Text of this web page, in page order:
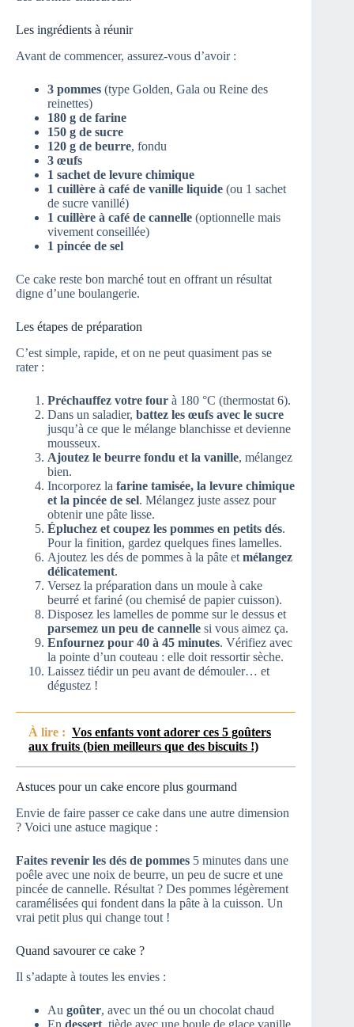
Les ingrédients à réunir
Avant de commencer, assurez-vous d’avoir :
3 pommes (type Golden, Gala ou Reine des
reinettes)
180 g de farine
150 g de sucre
120 g de beurre, fondu
3 œufs
1 sachet de levure chimique
1 cuillère à café de vanille liquide (ou 1 sachet
de sucre vanillé)
1 cuillère à café de cannelle (optionnelle mais
vivement conseillée)
1 pincée de sel
Ce cake reste bon marché tout en offrant un résultat
digne d’une boulangerie.
Les étapes de préparation
C’est simple, rapide, et on ne peut quasiment pas se
rater :
Préchauffez votre four à 180 °C (thermostat 6).
Dans un saladier, battez les œufs avec le sucre
jusqu’à ce que le mélange blanchisse et devienne
mousseux.
Ajoutez le beurre fondu et la vanille, mélangez
bien.
Incorporez la farine tamisée, la levure chimique
et la pincée de sel. Mélangez juste assez pour
obtenir une pâte lisse.
Épluchez et coupez les pommes en petits dés.
Pour la finition, gardez quelques fines lamelles.
Ajoutez les dés de pommes à la pâte et mélangez
délicatement.
Versez la préparation dans un moule à cake
beurré et fariné (ou chemisé de papier cuisson).
Disposez les lamelles de pomme sur le dessus et
parsemez un peu de cannelle si vous aimez ça.
Enfournez pour 40 à 45 minutes. Vérifiez avec
la pointe d’un couteau : elle doit ressortir sèche.
Laissez tiédir un peu avant de démouler… et
dégustez !
À lire : Vos enfants vont adorer ces 5 goûters
aux fruits (bien meilleurs que des biscuits !)
Astuces pour un cake encore plus gourmand
Envie de faire passer ce cake dans une autre dimension
? Voici une astuce magique :
Faites revenir les dés de pommes 5 minutes dans une
poêle avec une noix de beurre, un peu de sucre et une
pincée de cannelle. Résultat ? Des pommes légèrement
caramélisées qui fondent dans la pâte à la cuisson. Un
vrai petit plus qui change tout !
Quand savourer ce cake ?
Il s’adapte à toutes les envies :
Au goûter, avec un thé ou un chocolat chaud
En dessert , tiède avec une boule de glace vanille